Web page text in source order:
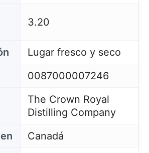
3.20
Lugar fresco y seco
0087000007246
The Crown Royal
Distilling Company
Canadá